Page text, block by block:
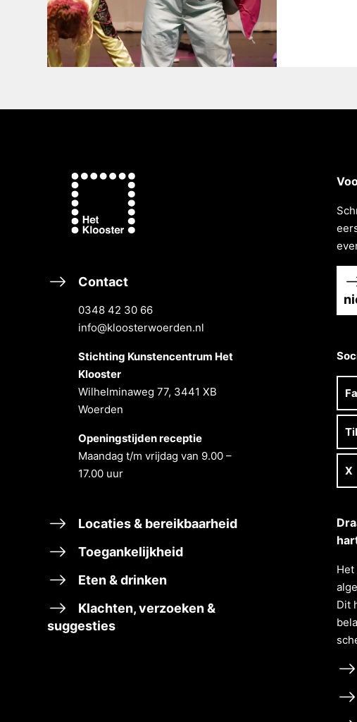
Contact
0348 42 30 66
info@kloosterwoerden.nl
Stichting Kunstencentrum Het
Klooster
Wilhelminaweg 77, 3441 XB
Woerden
Openingstĳden receptie
Maandag t/m vrĳdag van 9.00 –
17.00 uur
Locaties & bereikbaarheid
Toegankelijkheid
Eten & drinken
Klachten, verzoeken &
suggesties
X
Dit